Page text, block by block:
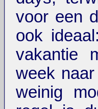
voor een
ook
vakantie
week
weinig